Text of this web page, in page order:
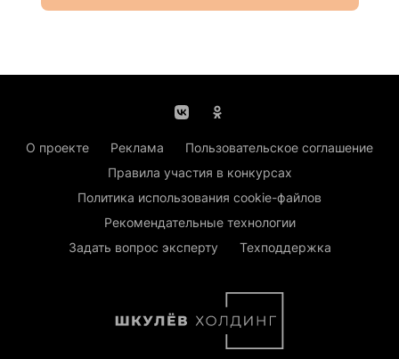
О проекте Реклама
Пользовательское соглашение
Правила участия в конкурсах
Политика использования cookie-файлов
Рекомендательные технологии
Задать вопрос эксперту
Техподдержка